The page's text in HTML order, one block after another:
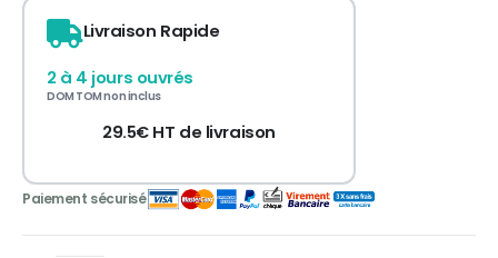
12 à 60 foiscontactez-nous
Livraison Rapide
2 à 4 jours ouvrés
DOM TOM non inclus
29.5€ HT de livraison